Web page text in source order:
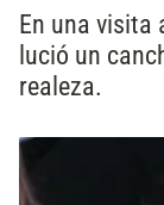
En una visita
lució un
realeza.